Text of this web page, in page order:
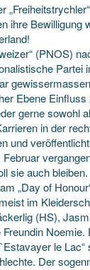
ihre Bewilligung
(PNOS)
Partei
Ebene
gerne sowohl
in der
und
sie auch bleiben.
„Day of
im
(HS),
le
Der